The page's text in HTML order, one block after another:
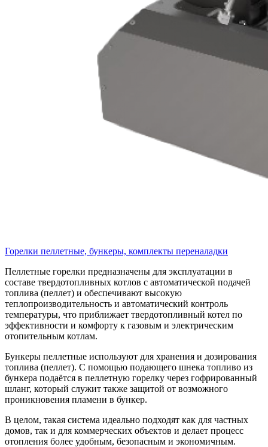
Горелки пеллетные, бункеры, комплекты переналадки
Пеллетные горелки предназначены для эксплуатации в
составе твердотопливных котлов с автоматической подачей
топлива (пеллет) и обеспечивают высокую
теплопроизводительность и автоматический контроль
температуры, что приближает твердотопливный котел по
эффективности и комфорту к газовым и электрическим
отопительным котлам.
Бункеры пеллетные используют для хранения и дозирования
топлива (пеллет). С помощью подающего шнека топливо из
бункера подаётся в пеллетную горелку через гофрированный
шланг, который служит также защитой от возможного
проникновения пламени в бункер.
В целом, такая система идеально подходят как для частных
домов, так и для коммерческих объектов и делает процесс
отопления более удобным, безопасным и экономичным.